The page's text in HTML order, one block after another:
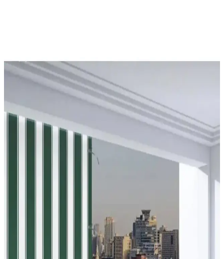
eğlence alanlarına kadar işlevsel ve estetik düzenlemelerle alanınızı
çok yönlü kullanabilirsiniz.
Frapan Home 4 Katlı Plastik Raf Ünitesi
Karşılaştırması ve Kullanım İpuçları
İki Frapan Home 4 katlı plastik raf ünitesi karşılaştırmasıyla
malzeme, montaj ve kullanım alanlarını keşfedin. Dayanıklılık ve
pratiklik açısından detaylı bilgiler içerir.
Balkon Perdesi Karşılaştırması: Dayanıklılık,
mekan kullanımı için uygun olup, farklı özellikler ve avantajlar
Balkon Sehpa Modelleri: Güncel Bilgi Eksikliği ve
Detaylı İnceleme Gerekliliği